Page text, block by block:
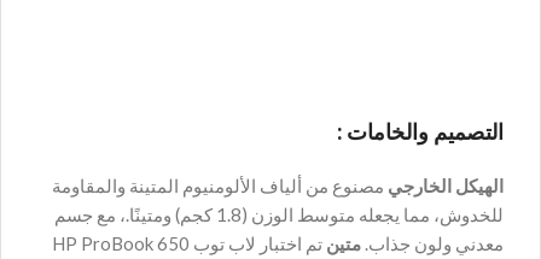
التصميم والخامات :
الهيكل الخارجي مصنوع من ألياف الألومنيوم المتينة والمقاومة
للخدوش، مما يجعله متوسط الوزن (1.8 كجم) ومتينًا.، مع جسم
معدني ولون جذاب. متين
تم اختبار لاب توب HP ProBook 650